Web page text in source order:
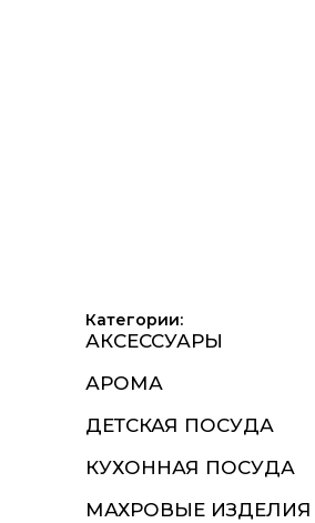
Категории:
АКСЕССУАРЫ
АРОМА
ДЕТСКАЯ ПОСУДА
КУХОННАЯ ПОСУДА
МАХРОВЫЕ ИЗДЕЛИЯ